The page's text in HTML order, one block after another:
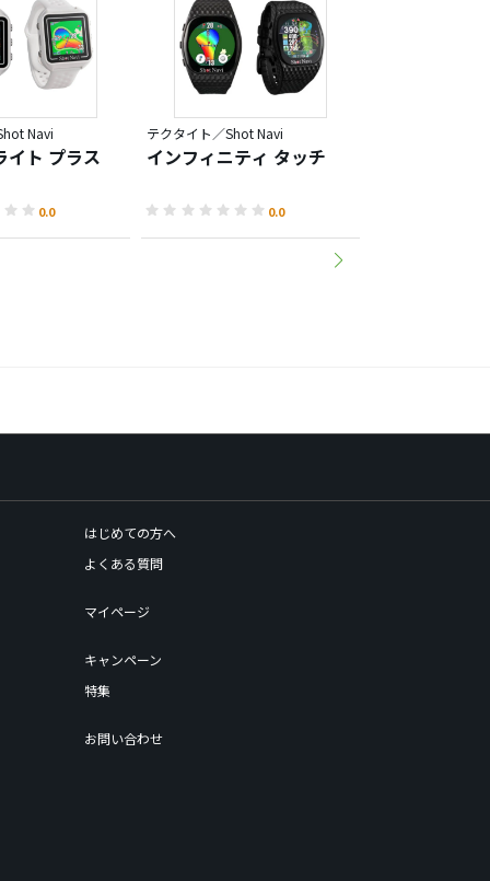
Navi
イト プラス
0.0
テクタイト／Shot Navi
インフィニティ タッチ
0.0
はじめての方へ
よくある質問
マイページ
キャンペーン
特集
お問い合わせ